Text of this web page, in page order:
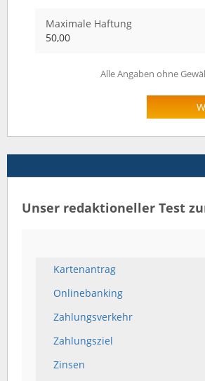
Maximale Haftung
50,00
Alle Angaben ohne
Unser redaktioneller Test
Kartenantrag
Onlinebanking
Zahlungsverkehr
Zahlungsziel
Zinsen